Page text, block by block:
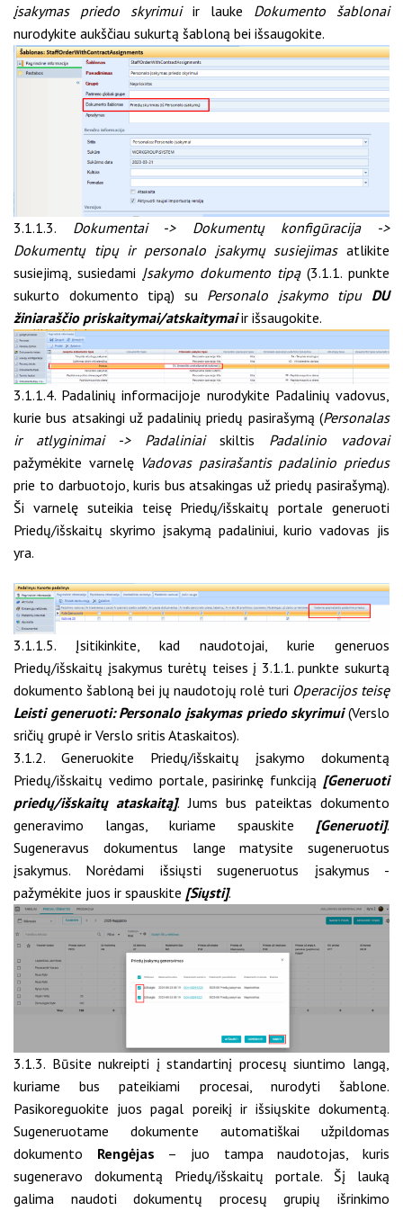
įsakymas priedo skyrimuiir lauke Dokumento šablonai
nurodykite aukščiau sukurtą šabloną bei išsaugokite.
3.1.1.3. Dokumentai -> Dokumentų konfigūracija ->
Dokumentų tipų ir personalo įsakymų susiejimasatlikite
susiejimą, susiedami Įsakymo dokumento tipą(3.1.1. punkte
sukurto dokumento tipą) su Personalo įsakymo tipu DU
žiniaraščio priskaitymai/atskaitymaiir išsaugokite.
3.1.1.4. Padalinių informacijoje nurodykite Padalinių vadovus,
kurie bus atsakingi už padalinių priedų pasirašymą (Personalas
ir atlyginimai -> Padaliniaiskiltis Padalinio vadovai
pažymėkite varnelę Vadovas pasirašantis padalinio priedus
prie to darbuotojo, kuris bus atsakingas už priedų pasirašymą).
Ši varnelę suteikia teisę Priedų/išskaitų portale generuoti
Priedų/išskaitų skyrimo įsakymą padaliniui, kurio vadovas jis
yra.
3.1.1.5. Įsitikinkite, kad naudotojai, kurie generuos
Priedų/išskaitų įsakymus turėtų teises į 3.1.1. punkte sukurtą
dokumento šabloną bei jų naudotojų rolė turi Operacijos teisę
Leisti generuoti: Personalo įsakymas priedo skyrimui(Verslo
sričių grupė ir Verslo sritis Ataskaitos).
3.1.2. Generuokite Priedų/išskaitų įsakymo dokumentą
Priedų/išskaitų vedimo portale, pasirinkę funkciją [Generuoti
priedų/išskaitų ataskaitą]. Jums bus pateiktas dokumento
generavimo langas, kuriame spauskite [Generuoti].
Sugeneravus dokumentus lange matysite sugeneruotus
įsakymus. Norėdami išsiųsti sugeneruotus įsakymus -
pažymėkite juos ir spauskite [Siųsti].
3.1.3. Būsite nukreipti į standartinį procesų siuntimo langą,
kuriame bus pateikiami procesai, nurodyti šablone.
Pasikoreguokite juos pagal poreikį ir išsiųskite dokumentą.
Sugeneruotame dokumente automatiškai užpildomas
dokumento Rengėjas – juo tampa naudotojas, kuris
sugeneravo dokumentą Priedų/išskaitų portale. Šį lauką
galima naudoti dokumentų procesų grupių išrinkimo